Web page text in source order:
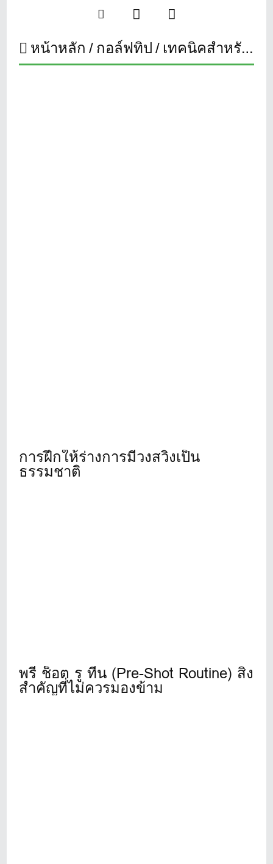
หน้าหลัก กอล์ฟทิป เทคนิคสำหรับมือใหม่
การฝึกให้ร่างการมีวงสวิงเป็น
ธรรมชาติ
พรี ช็อต รู ทีน (Pre-Shot Routine) สิ่ง
สำคัญที่ไม่ควรมองข้าม